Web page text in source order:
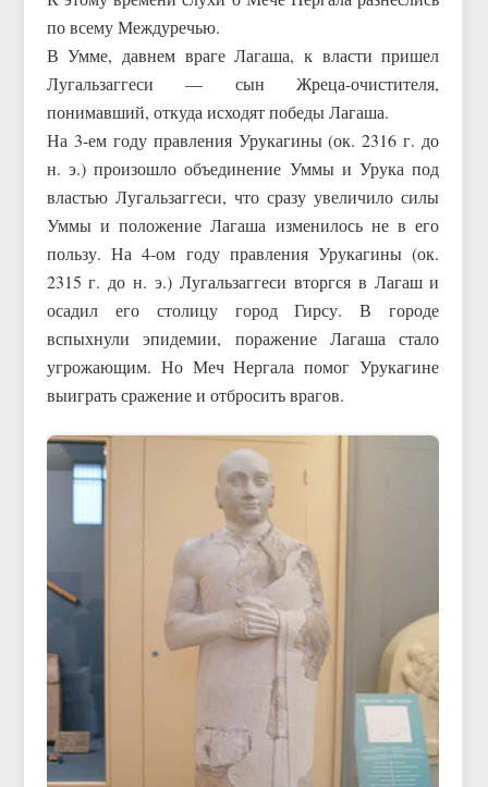
по всему Междуречью.
В Умме, давнем враге Лагаша, к власти пришел
Лугальзаггеси — сын Жреца-очистителя,
понимавший, откуда исходят победы Лагаша.
На 3-ем году правления Урукагины (ок. 2316 г. до
н. э.) произошло объединение Уммы и Урука под
властью Лугальзаггеси, что сразу увеличило силы
Уммы и положение Лагаша изменилось не в его
пользу. На 4-ом году правления Урукагины (ок.
2315 г. до н. э.) Лугальзаггеси вторгся в Лагаш и
осадил его столицу город Гирсу. В городе
вспыхнули эпидемии, поражение Лагаша стало
угрожающим. Но Меч Нергала помог Урукагине
выиграть сражение и отбросить врагов.